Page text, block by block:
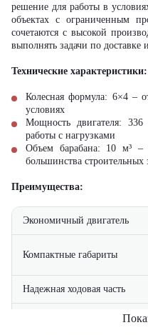
решение для работы в
объектах с ограниченным
сочетаются с высокой
выполнять задачи по
Технические характеристики:
Колесная формула: 6×4 –
условиях
Мощность двигателя:
работы с нагрузками
Объем барабана: 10 м³ –
большинства строительных
Преимущества:
Экономичный двигатель
Компактные габариты
Надежная ходовая часть